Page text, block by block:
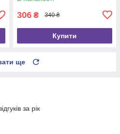
306 ₴ 340 ₴
Купити
ще
за рік